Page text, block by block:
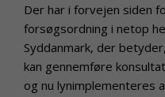
Der har i forvejen siden
forsøgsordning i netop
Syddanmark, der
kan gennemføre
og nu lynimplementeres